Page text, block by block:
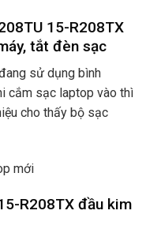
15-R208TX
tắt đèn sạc
sử dụng bình
cắm sạc laptop vào thì
cho thấy bộ sạc
mới
R208TX đầu kim